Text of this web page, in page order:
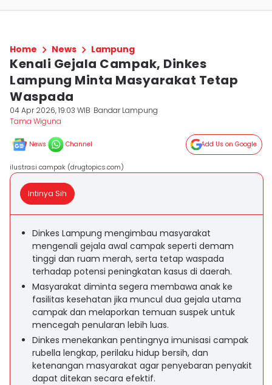
Home News Lampung
Kenali Gejala Campak, Dinkes
Lampung Minta Masyarakat Tetap
Waspada
04 Apr 2026, 19:03 WIB Bandar Lampung
Tama Wiguna
News Channel Add Us on Google
ilustrasi campak (drugtopics.com)
Intinya Sih
Dinkes Lampung mengimbau masyarakat
mengenali gejala awal campak seperti demam
tinggi dan ruam merah, serta tetap waspada
terhadap potensi peningkatan kasus di daerah.
Masyarakat diminta segera membawa anak ke
fasilitas kesehatan jika muncul dua gejala utama
campak dan melaporkan temuan suspek untuk
mencegah penularan lebih luas.
Dinkes menekankan pentingnya imunisasi campak
rubella lengkap, perilaku hidup bersih, dan
ketenangan masyarakat agar penyebaran penyakit
dapat ditekan secara efektif.